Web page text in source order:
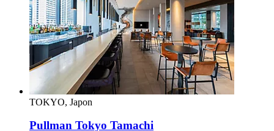
TOKYO, Japon
Pullman Tokyo Tamachi